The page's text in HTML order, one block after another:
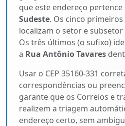
que este endereço pertence
Sudeste. Os cinco
localizam o setor e
Os três últimos (o sufixo)
a Rua Antônio Tavares
Usar o CEP 35160-331
correspondências ou
garante que os Correios e
realizem a triagem
endereço certo, sem